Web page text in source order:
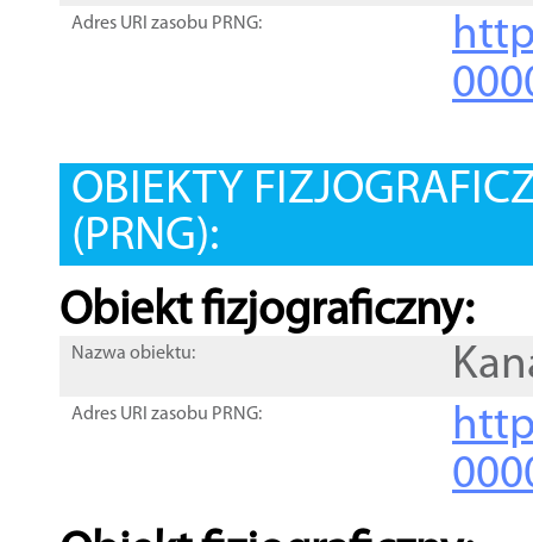
Adres URI zasobu PRNG:
OBIEKTY
(PRNG):
Obiekt fizjograficzny:
Nazwa obiektu:
Adres URI zasobu PRNG: